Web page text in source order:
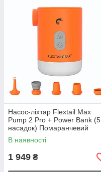
Насос-ліхтар Flextail Max
Pump 2 Pro + Power Bank (5
насадок) Помаранчевий
В наявності
1 949 ₴